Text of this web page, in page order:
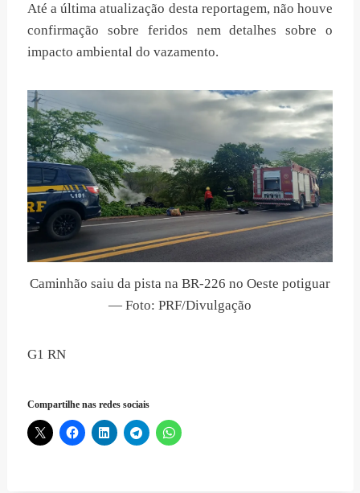
Até a última atualização desta reportagem, não houve
confirmação sobre feridos nem detalhes sobre o
impacto ambiental do vazamento.
Caminhão saiu da pista na BR-226 no Oeste potiguar
— Foto: PRF/Divulgação
G1 RN
Compartilhe nas redes sociais